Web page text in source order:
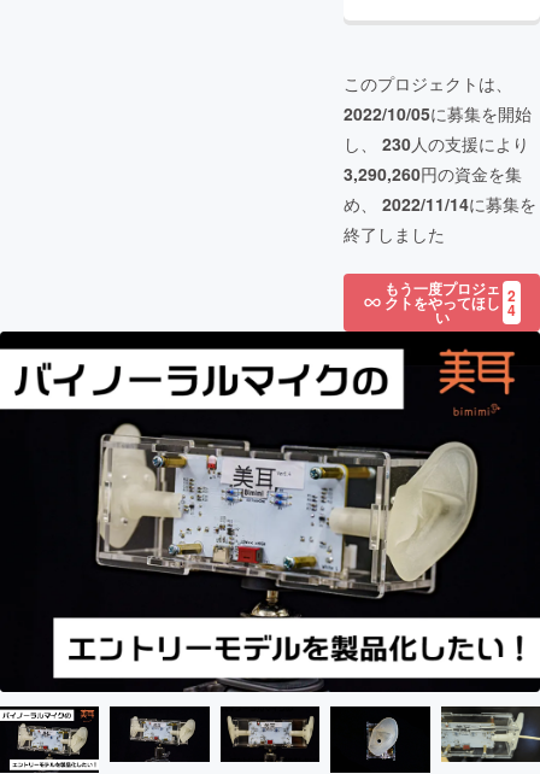
このプロジェクトは、
2022/10/05に募集を開始
し、 230人の支援により
3,290,260円の資金を集
め、 2022/11/14に募集を
終了しました
もう一度プロジェ
クトをやってほし
い
2
4